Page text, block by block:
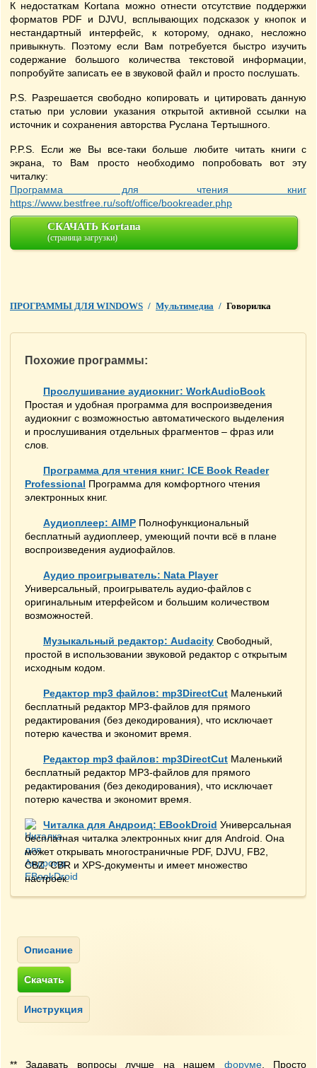
К недостаткам Kortana можно отнести отсутствие поддержки
форматов PDF и DJVU, всплывающих подсказок у кнопок и
нестандартный интерфейс, к которому, однако, несложно
привыкнуть. Поэтому если Вам потребуется быстро изучить
содержание большого количества текстовой информации,
попробуйте записать ее в звуковой файл и просто послушать.
P.S. Разрешается свободно копировать и цитировать данную
статью при условии указания открытой активной ссылки на
источник и сохранения авторства Руслана Тертышного.
P.P.S. Если же Вы все-таки больше любите читать книги с
экрана, то Вам просто необходимо попробовать вот эту
читалку:
Программа для чтения книг
https://www.bestfree.ru/soft/office/bookreader.php
СКАЧАТЬ Kortana
(страница загрузки)
ПРОГРАММЫ ДЛЯ WINDOWS / Мультимедиа / Говорилка
Похожие программы:
Прослушивание аудиокниг: WorkAudioBook
Простая и удобная программа для воспроизведения
аудиокниг с возможностью автоматического выделения
и прослушивания отдельных фрагментов – фраз или
слов.
Программа для чтения книг: ICE Book Reader
Professional Программа для комфортного чтения
электронных книг.
Аудиоплеер: AIMP Полнофункциональный
бесплатный аудиоплеер, умеющий почти всё в плане
воспроизведения аудиофайлов.
Аудио проигрыватель: Nata Player
Универсальный, проигрыватель аудио-файлов с
оригинальным итерфейсом и большим количеством
возможностей.
Музыкальный редактор: Audacity Свободный,
простой в использовании звуковой редактор с открытым
исходным кодом.
Редактор mp3 файлов: mp3DirectCut Маленький
бесплатный редактор MP3-файлов для прямого
редактирования (без декодирования), что исключает
потерю качества и экономит время.
Редактор mp3 файлов: mp3DirectCut Маленький
бесплатный редактор MP3-файлов для прямого
редактирования (без декодирования), что исключает
потерю качества и экономит время.
Читалка для Андроид: EBookDroid Универсальная
бесплатная читалка электронных книг для Android. Она
может открывать многостраничные PDF, DJVU, FB2,
CBZ, CBR и XPS-документы и имеет множество
настроек.
** Задавать вопросы лучше на нашем форуме. Просто